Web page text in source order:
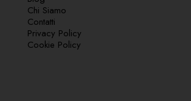
Chi Siamo
Contatti
Privacy Policy
Cookie Policy